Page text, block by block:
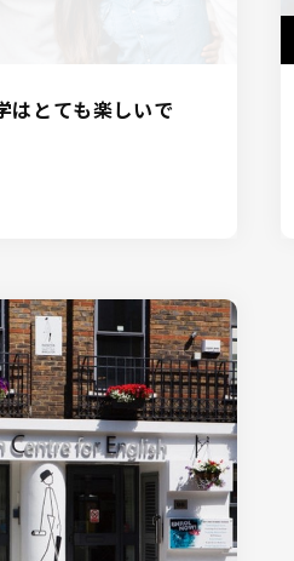
はとても楽しいで